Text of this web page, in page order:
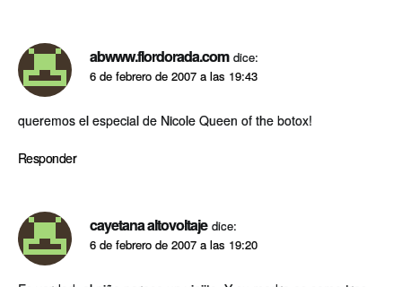
abwww.flordorada.com dice:
6 de febrero de 2007 a las 19:43
queremos el especial de Nicole Queen of the botox!
Responder
cayetana altovoltaje dice:
6 de febrero de 2007 a las 19:20